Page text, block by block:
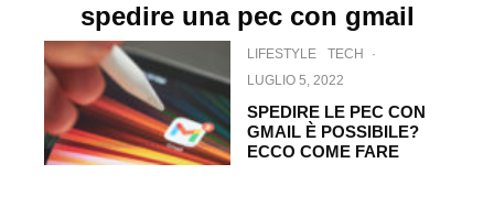
spedire una pec con gmail
LIFESTYLE TECH
·
LUGLIO 5, 2022
SPEDIRE LE PEC CON
GMAIL È POSSIBILE?
ECCO COME FARE